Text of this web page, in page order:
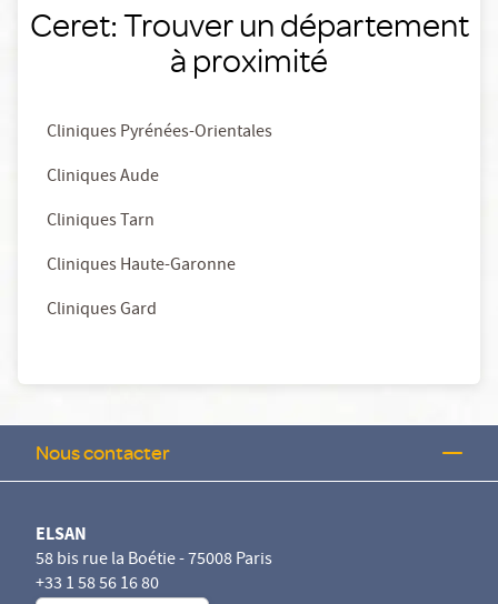
Ceret: Trouver un département
à proximité
Cliniques Pyrénées-Orientales
Cliniques Aude
Cliniques Tarn
Cliniques Haute-Garonne
Cliniques Gard
Nous contacter
ELSAN
58 bis rue la Boétie - 75008 Paris
+33 1 58 56 16 80